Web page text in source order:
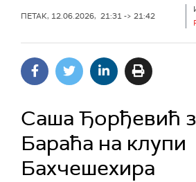
ПЕТАК, 12.06.2026, 21:31 -> 21:42
Саша Ђорђевић
Бараћа на клупи
Бахчешехира